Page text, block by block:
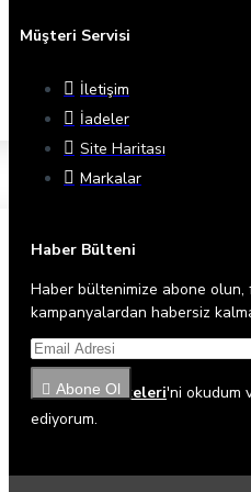
Müşteri Servisi
İletişim
İadeler
Site Haritası
Markalar
Haber Bülteni
Haber bültenimize abone olun,
kampanyalardan habersiz
Abone Ol
Gizlilik İlkeleri'ni okudum
ediyorum.